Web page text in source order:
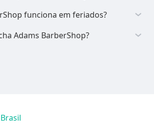
funciona em feriados?
Adams BarberShop?